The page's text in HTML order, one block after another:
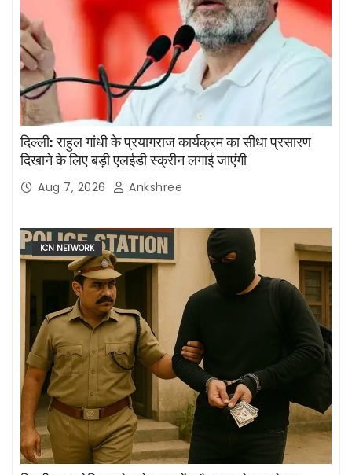
दिल्ली: राहुल गांधी के प्रयागराज कार्यक्रम का सीधा प्रसारण
दिखाने के लिए बड़ी एलईडी स्क्रीन लगाई जाएंगी
Aug 7, 2026 Ankshree
ICN NETWORK